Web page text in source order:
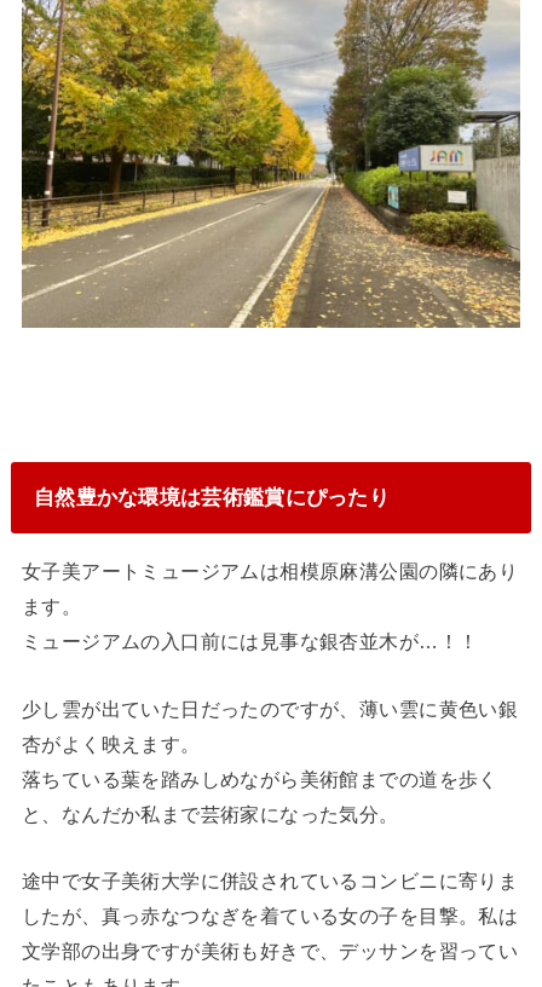
自然豊かな環境は芸術鑑賞にぴったり
女子美アートミュージアムは相模原麻溝公園の隣にあり
ます。
ミュージアムの入口前には見事な銀杏並木が…！！
少し雲が出ていた日だったのですが、薄い雲に黄色い銀
杏がよく映えます。
落ちている葉を踏みしめながら美術館までの道を歩く
と、なんだか私まで芸術家になった気分。
途中で女子美術大学に併設されているコンビニに寄りま
したが、真っ赤なつなぎを着ている女の子を目撃。私は
文学部の出身ですが美術も好きで、デッサンを習ってい